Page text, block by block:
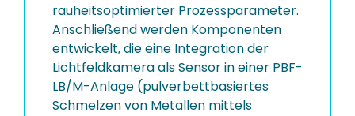
rauheitsoptimierter Prozessparameter.
Anschließend werden Komponenten
entwickelt, die eine Integration der
Lichtfeldkamera als Sensor in einer PBF-
LB/M-Anlage (pulverbettbasiertes
Schmelzen von Metallen mittels